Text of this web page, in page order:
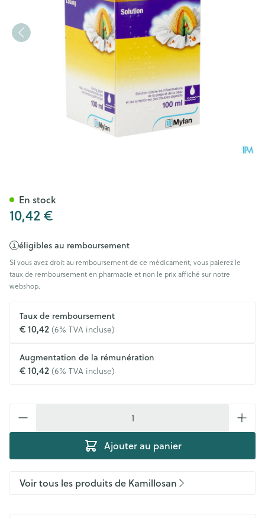
10,42 €
éligibles au remboursement
Si vous avez droit au remboursement de ce médicament, vous paierez le
taux de remboursement en pharmacie et non le prix affiché sur notre
webshop.
Taux de remboursement
€ 10,42 (6% TVA incluse)
Augmentation de la rémunération
€ 10,42 (6% TVA incluse)
Ajouter au panier
En stock
Voir tous les produits de Kamillosan